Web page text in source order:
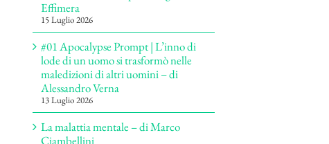
Effimera
15 Luglio 2026
#01 Apocalypse Prompt | L’inno di
lode di un uomo si trasformò nelle
maledizioni di altri uomini – di
Alessandro Verna
13 Luglio 2026
La malattia mentale – di Marco
Ciambellini